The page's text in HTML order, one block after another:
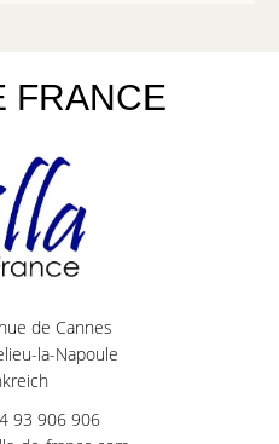
FRANCE
de Cannes
la-Napoule
93 906 906